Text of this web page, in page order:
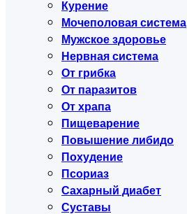
Курение
Мочеполовая система
Мужское здоровье
Нервная система
От грибка
От паразитов
От храпа
Пищеварение
Повышение либидо
Похудение
Псориаз
Сахарный диабет
Суставы